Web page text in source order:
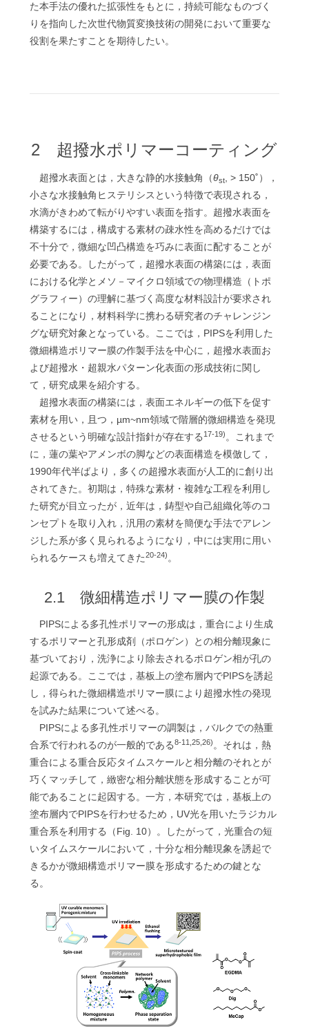
た本手法の優れた拡張性をもとに，持続可能なものづく
りを指向した次世代物質変換技術の開発において重要な
役割を果たすことを期待したい。
2 超撥水ポリマーコーティング
超撥水表面とは，大きな静的水接触角（θst, > 150˚），
小さな水接触角ヒステリシスという特徴で表現される，
水滴がきわめて転がりやすい表面を指す。超撥水表面を
構築するには，構成する素材の疎水性を高めるだけでは
不十分で，微細な凹凸構造を巧みに表面に配することが
必要である。したがって，超撥水表面の構築には，表面
における化学とメソ－マイクロ領域での物理構造（トポ
グラフィー）の理解に基づく高度な材料設計が要求され
ることになり，材料科学に携わる研究者のチャレンジン
グな研究対象となっている。ここでは，PIPSを利用した
微細構造ポリマー膜の作製手法を中心に，超撥水表面お
よび超撥水・超親水パターン化表面の形成技術に関し
て，研究成果を紹介する。
超撥水表面の構築には，表面エネルギーの低下を促す
素材を用い，且つ，µm~nm領域で階層的微細構造を発現
させるという明確な設計指針が存在する 17-19)。これまで
に，蓮の葉やアメンボの脚などの表面構造を模倣して，
1990年代半ばより，多くの超撥水表面が人工的に創り出
されてきた。初期は，特殊な素材・複雑な工程を利用し
た研究が目立ったが，近年は，鋳型や自己組織化等のコ
ンセプトを取り入れ，汎用の素材を簡便な手法でアレン
ジした系が多く見られるようになり，中には実用に用い
られるケースも増えてきた20-24)。
2.1 微細構造ポリマー膜の作製
PIPSによる多孔性ポリマーの形成は，重合により生成
するポリマーと孔形成剤（ポロゲン）との相分離現象に
基づいており，洗浄により除去されるポロゲン相が孔の
起源である。ここでは，基板上の塗布層内でPIPSを誘起
し，得られた微細構造ポリマー膜により超撥水性の発現
を試みた結果について述べる。
PIPSによる多孔性ポリマーの調製は，バルクでの熱重
合系で行われるのが一般的である8-11,25,26)。それは，熱
重合による重合反応タイムスケールと相分離のそれとが
巧くマッチして，緻密な相分離状態を形成することが可
能であることに起因する。一方，本研究では，基板上の
塗布層内でPIPSを行わせるため，UV光を用いたラジカル
重合系を利用する（Fig. 10）。したがって，光重合の短
いタイムスケールにおいて，十分な相分離現象を誘起で
きるかが微細構造ポリマー膜を形成するための鍵とな
る。